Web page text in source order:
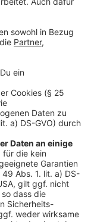
Der Vorgang
Tageslicht.
Tageslicht
Serode
für
wenn es
das Wasser
Nähe können
Effekte in
Wuppertal.
größer
Es soll